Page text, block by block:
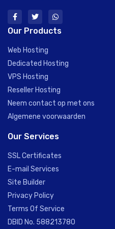
Our Products
Web Hosting
Dedicated Hosting
VPS Hosting
Reseller Hosting
Neem contact op met ons
Algemene voorwaarden
Our Services
SSL Certificates
E-mail Services
Site Builder
Privacy Policy
Terms Of Service
DBID No. 588213780